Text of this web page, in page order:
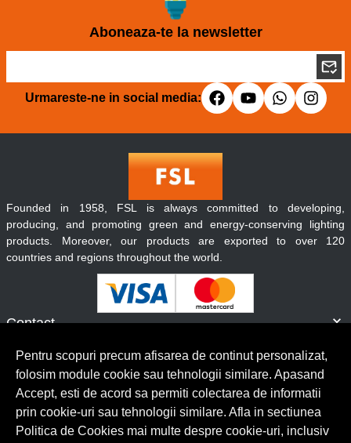
Aboneaza-te la newsletter
Urmareste-ne in social media:
Contact
Servicii clienti
Founded in 1958, FSL is always committed to developing,
producing, and promoting green and energy-conserving lighting
products. Moreover, our products are exported to over 120
countries and regions throughout the world.
© Copyright 2026 Lumilux. Toate drepturile rezervate.
Pentru scopuri precum afisarea de continut personalizat,
folosim module cookie sau tehnologii similare. Apasand
Accept, esti de acord sa permiti colectarea de informatii
prin cookie-uri sau tehnologii similare. Afla in sectiunea
Politica de Cookies mai multe despre cookie-uri, inclusiv